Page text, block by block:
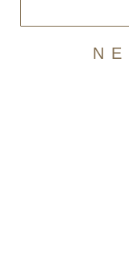
N E